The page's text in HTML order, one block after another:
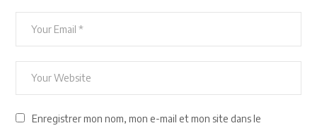
Enregistrer mon nom, mon e-mail et mon site dans le